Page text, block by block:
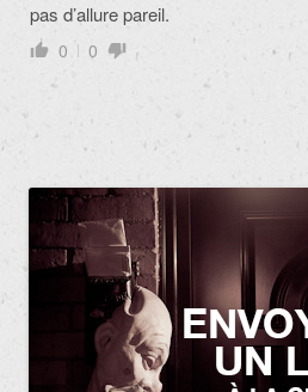
pas d’allure pareil.
0 0